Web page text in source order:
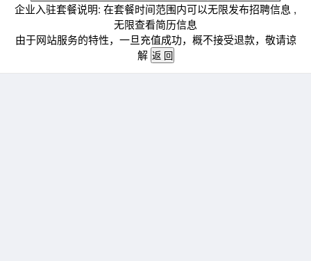
企业入驻套餐说明: 在套餐时间范围内可以无限发布招聘信息 ,
无限查看简历信息
由于网站服务的特性，一旦充值成功，概不接受退款，敬请谅
解